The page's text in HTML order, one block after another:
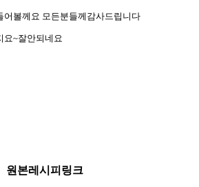
어볼께요 모든분들께감사드립니다
~잘안되네요
원본레시피링크